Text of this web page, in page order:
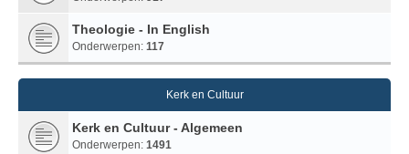
Theologie - In English
Onderwerpen: 117
Kerk en Cultuur
Kerk en Cultuur - Algemeen
Onderwerpen: 1491